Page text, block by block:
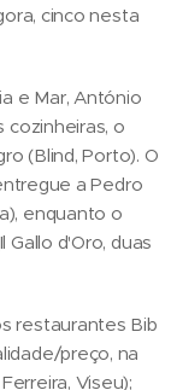
cinco nesta
e Mar, António
cozinheiras, o
(Blind, Porto). O
a Pedro
enquanto o
d'Oro, duas
restaurantes Bib
preço, na
Viseu);